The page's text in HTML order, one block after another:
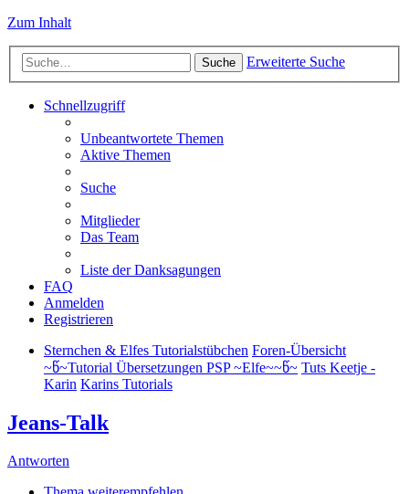
Zum Inhalt
Suche Erweiterte Suche
Schnellzugriff
Unbeantwortete Themen
Aktive Themen
Suche
Mitglieder
Das Team
Liste der Danksagungen
FAQ
Anmelden
Registrieren
Sternchen & Elfes Tutorialstübchen Foren-Übersicht
~წ~Tutorial Übersetzungen PSP ~Elfe~~წ~ Tuts Keetje -
Karin Karins Tutorials
Jeans-Talk
Antworten